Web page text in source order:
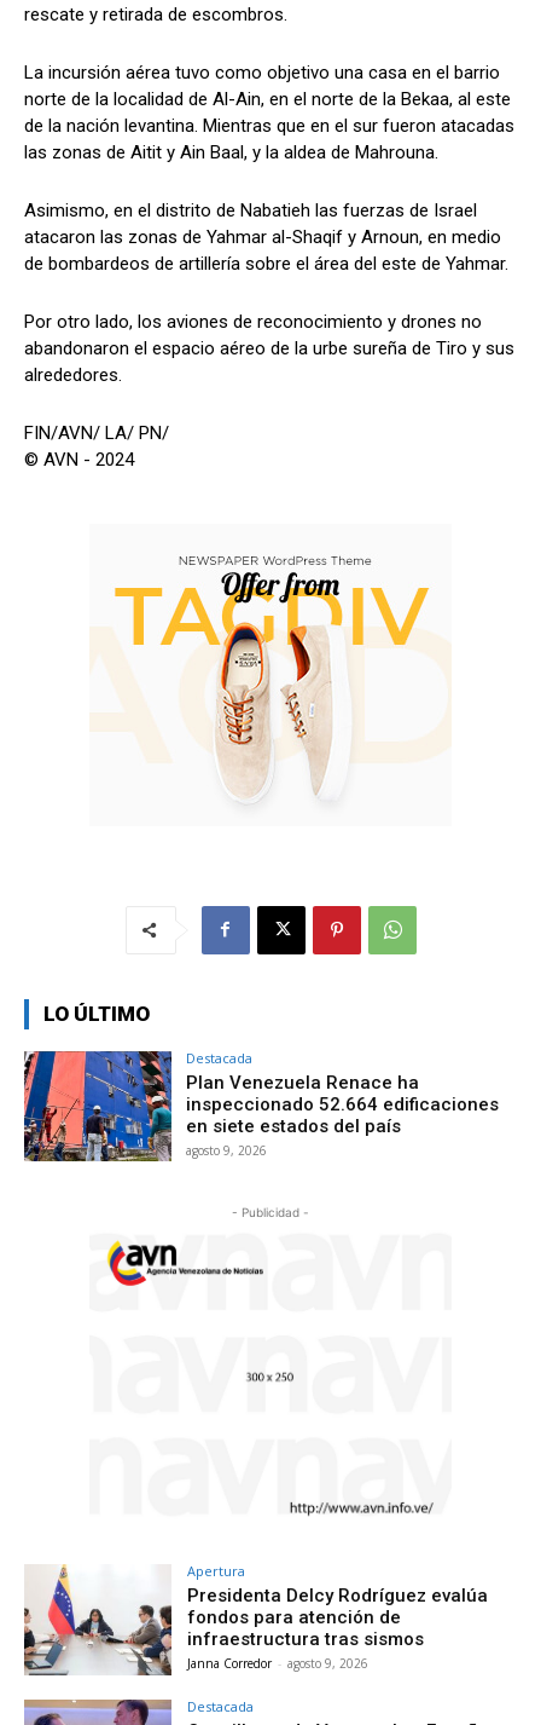
rescate y retirada de escombros.
La incursión aérea tuvo como objetivo una casa en el barrio
norte de la localidad de Al-Ain, en el norte de la Bekaa, al este
de la nación levantina. Mientras que en el sur fueron atacadas
las zonas de Aitit y Ain Baal, y la aldea de Mahrouna.
Asimismo, en el distrito de Nabatieh las fuerzas de Israel
atacaron las zonas de Yahmar al-Shaqif y Arnoun, en medio
de bombardeos de artillería sobre el área del este de Yahmar.
Por otro lado, los aviones de reconocimiento y drones no
abandonaron el espacio aéreo de la urbe sureña de Tiro y sus
alrededores.
FIN/AVN/ LA/ PN/
© AVN - 2024
LO ÚLTIMO
Destacada
Plan Venezuela Renace ha
inspeccionado 52.664 edificaciones
en siete estados del país
agosto 9, 2026
- Publicidad -
Apertura
Presidenta Delcy Rodríguez evalúa
fondos para atención de
infraestructura tras sismos
Janna Corredor - agosto 9, 2026
Destacada